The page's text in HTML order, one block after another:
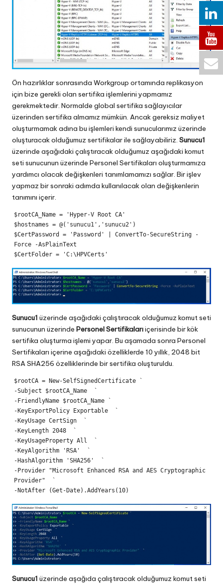
Ön hazırlıklar sonrasında Workgroup ortamında replikasyon
için bize gerekli olan sertifika işlemlerini yapmamız
gerekmektedir. Normalde global sertifika sağlayıcılar
üzerinden sertifika almamız mümkün. Ancak gereksiz maliyet
oluşturmamak adına bu işlemleri kendi sunucularımız üzerinde
oluşturacak olduğumuz sertifikalar ile sağlayabiliriz. Sunucu1
üzerinde aşağıdaki çalıştıracak olduğumuz aşağıdaki komut
seti sunucunun üzerinde Personel Sertifikaları oluşturmamıza
yardımcı olacak değişkenleri tanımlamamızı sağlar. Bir işlev
yapmaz bir sonraki adımda kullanılacak olan değişkenlerin
tanımını içerir.
$rootCA_Name = 'Hyper-V Root CA'
$hostnames = @('sunucu1','sunucu2')
$CertPassword = 'Password' | ConvertTo-SecureString -
Force -AsPlainText
Sunucu1 üzerinde aşağıdaki çalıştıracak olduğumuz komut seti
sunucunun üzerinde Personel Sertifikalarıiçerisinde bir kök
sertifika oluşturma işlemi yapar. Bu aşamada sonra Personel
Sertifikaları içerine aşağıdaki özelliklerde 10 yıllık, 2048 bit
RSA SHA256 özelliklerinde bir sertifika oluşturuldu.
$rootCA = New-SelfSignedCertificate `
-Subject $rootCA_Name  `
-FriendlyName $rootCA_Name `
-KeyExportPolicy Exportable  `
-KeyUsage CertSign  `
-KeyLength 2048  `
-KeyUsageProperty All  `
-KeyAlgorithm 'RSA'  `
-HashAlgorithm 'SHA256'  `
-Provider "Microsoft Enhanced RSA and AES Cryptographic
Provider"  `
Sunucu1 üzerinde aşağıda çalıştıracak olduğumuz komut seti